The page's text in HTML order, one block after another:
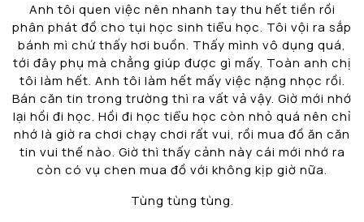
Anh tôi quen việc nên nhanh tay thu hết tiền rồi
phân phát đồ cho tụi học sinh tiểu học. Tôi vội ra sắp
bánh mì chứ thấy hơi buồn. Thấy mình vô dụng quá,
tới đây phụ mà chẳng giúp được gì mấy. Toàn anh chị
tôi làm hết. Anh tôi làm hết mấy việc nặng nhọc rồi.
Bán căn tin trong trường thì ra vất vả vậy. Giờ mới nhớ
lại hồi đi học. Hồi đi học tiểu học còn nhỏ quá nên chỉ
nhớ là giờ ra chơi chạy chơi rất vui, rồi mua đồ ăn căn
tin vui thế nào. Giờ thì thấy cảnh này cái mới nhớ ra
còn có vụ chen mua đồ với không kịp giờ nữa.
Tùng tùng tùng.